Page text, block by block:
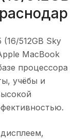
512GB Sky
MacBook
процессора
учёбы и